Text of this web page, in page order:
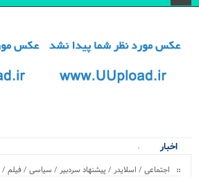
اخبار
۴ پروژ.
اجتماعی / اسلایدر / پیشنهاد سردبیر / سیاسی /فیلم /